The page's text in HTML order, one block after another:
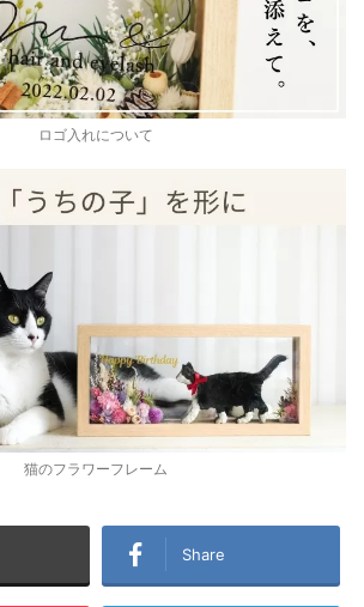
ロゴ入れについて
猫のフラワーフレーム
Share